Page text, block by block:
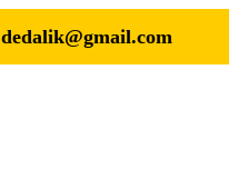
dedalik@gmail.com